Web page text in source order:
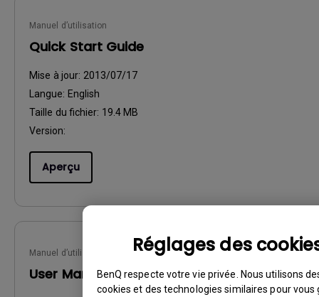
Réglages des
BenQ respecte votre vie privée. Nous utilisons
cookies et des technologies similaires pour vous
Manuel d’utilisation
Quick Start Guide
Mise à jour: 2013/07/17
Langue: English
Taille du fichier: 19.4 MB
Version:
Aperçu
Manuel d’utilisation
User Manual